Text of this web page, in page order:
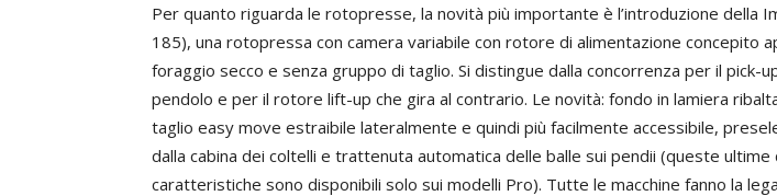
Per quanto riguarda le rotopresse, la novità più importante è l’introduzione della
185), una rotopressa con camera variabile con rotore di alimentazione concepito
foraggio secco e senza gruppo di taglio. Si distingue dalla concorrenza per il pick-
pendolo e per il rotore lift-up che gira al contrario. Le novità: fondo in lamiera
taglio easy move estraibile lateralmente e quindi più facilmente accessibile,
dalla cabina dei coltelli e trattenuta automatica delle balle sui pendii (queste ultime
caratteristiche sono disponibili solo sui modelli Pro). Tutte le macchine fanno la